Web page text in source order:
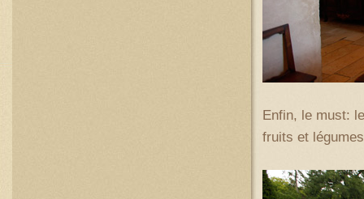
Enfin, le must:
fruits et